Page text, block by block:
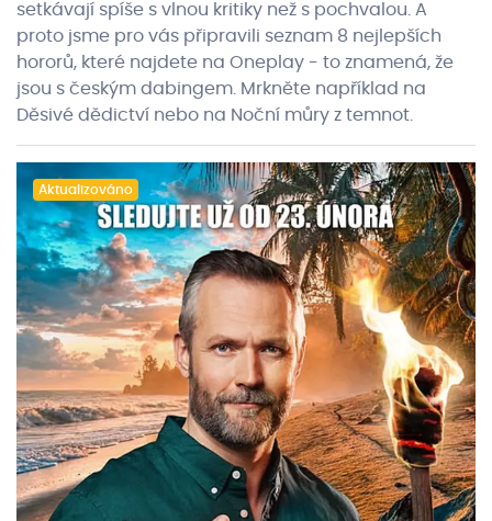
setkávají spíše s vlnou kritiky než s pochvalou. A
proto jsme pro vás připravili seznam 8 nejlepších
hororů, které najdete na Oneplay - to znamená, že
jsou s českým dabingem. Mrkněte například na
Děsivé dědictví nebo na Noční můry z temnot.
Aktualizováno